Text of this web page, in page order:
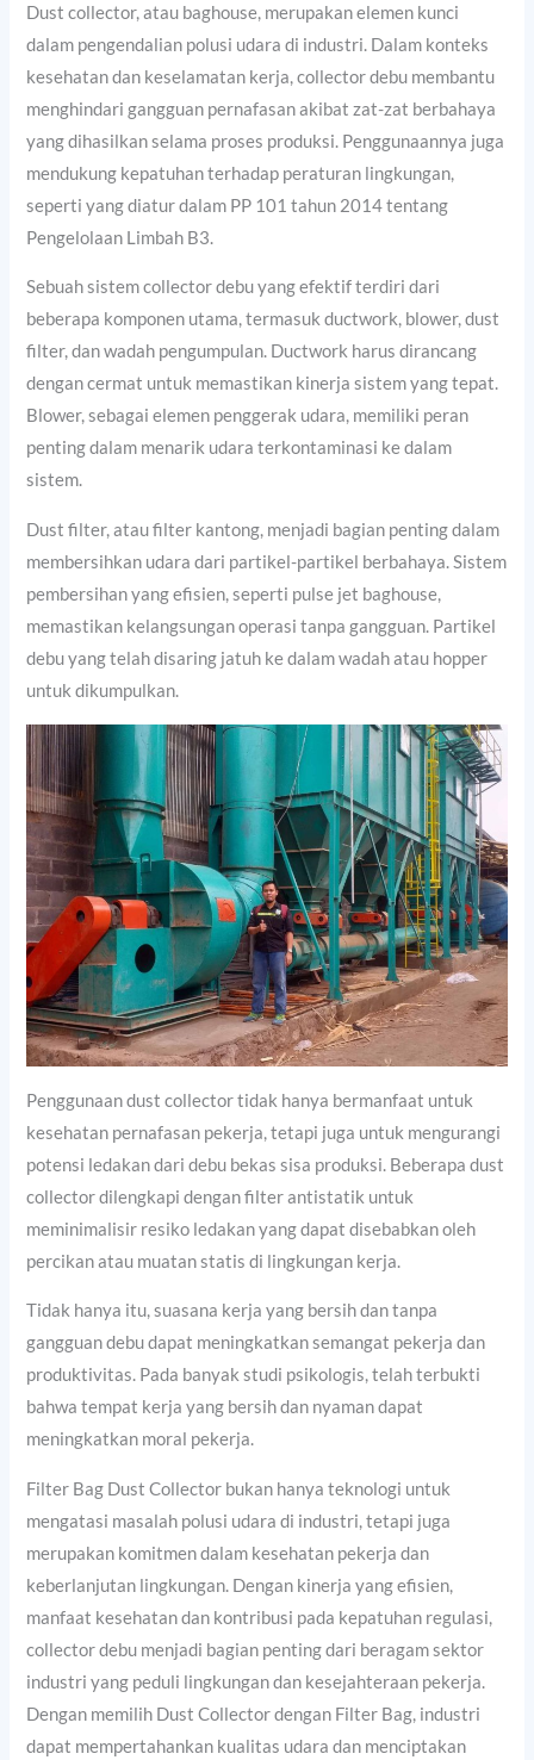
Dust collector, atau baghouse, merupakan elemen kunci
dalam pengendalian polusi udara di industri. Dalam konteks
kesehatan dan keselamatan kerja, collector debu membantu
menghindari gangguan pernafasan akibat zat-zat berbahaya
yang dihasilkan selama proses produksi. Penggunaannya juga
mendukung kepatuhan terhadap peraturan lingkungan,
seperti yang diatur dalam PP 101 tahun 2014 tentang
Pengelolaan Limbah B3.
Sebuah sistem collector debu yang efektif terdiri dari
beberapa komponen utama, termasuk ductwork, blower, dust
filter, dan wadah pengumpulan. Ductwork harus dirancang
dengan cermat untuk memastikan kinerja sistem yang tepat.
Blower, sebagai elemen penggerak udara, memiliki peran
penting dalam menarik udara terkontaminasi ke dalam
sistem.
Dust filter, atau filter kantong, menjadi bagian penting dalam
membersihkan udara dari partikel-partikel berbahaya. Sistem
pembersihan yang efisien, seperti pulse jet baghouse,
memastikan kelangsungan operasi tanpa gangguan. Partikel
debu yang telah disaring jatuh ke dalam wadah atau hopper
untuk dikumpulkan.
Penggunaan dust collector tidak hanya bermanfaat untuk
kesehatan pernafasan pekerja, tetapi juga untuk mengurangi
potensi ledakan dari debu bekas sisa produksi. Beberapa dust
collector dilengkapi dengan filter antistatik untuk
meminimalisir resiko ledakan yang dapat disebabkan oleh
percikan atau muatan statis di lingkungan kerja.
Tidak hanya itu, suasana kerja yang bersih dan tanpa
gangguan debu dapat meningkatkan semangat pekerja dan
produktivitas. Pada banyak studi psikologis, telah terbukti
bahwa tempat kerja yang bersih dan nyaman dapat
meningkatkan moral pekerja.
Filter Bag Dust Collector bukan hanya teknologi untuk
mengatasi masalah polusi udara di industri, tetapi juga
merupakan komitmen dalam kesehatan pekerja dan
keberlanjutan lingkungan. Dengan kinerja yang efisien,
manfaat kesehatan dan kontribusi pada kepatuhan regulasi,
collector debu menjadi bagian penting dari beragam sektor
industri yang peduli lingkungan dan kesejahteraan pekerja.
Dengan memilih Dust Collector dengan Filter Bag, industri
dapat mempertahankan kualitas udara dan menciptakan